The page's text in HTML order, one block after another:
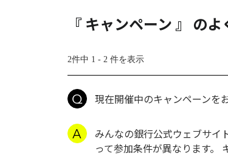
『 キャンペーン 』 の
2件中 1 - 2 件を表示
現在開催中のキャンペーンを
みんなの銀行公式ウェブサイ
って参加条件が異なります。